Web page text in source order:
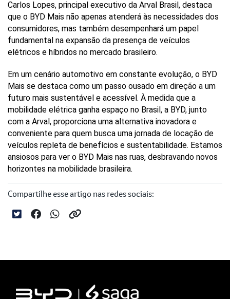
Carlos Lopes, principal executivo da Arval Brasil, destaca
que o BYD Mais não apenas atenderá às necessidades dos
consumidores, mas também desempenhará um papel
fundamental na expansão da presença de veículos
elétricos e híbridos no mercado brasileiro.
Em um cenário automotivo em constante evolução, o BYD
Mais se destaca como um passo ousado em direção a um
futuro mais sustentável e acessível. À medida que a
mobilidade elétrica ganha espaço no Brasil, a BYD, junto
com a Arval, proporciona uma alternativa inovadora e
conveniente para quem busca uma jornada de locação de
veículos repleta de benefícios e sustentabilidade. Estamos
ansiosos para ver o BYD Mais nas ruas, desbravando novos
horizontes na mobilidade brasileira.
Compartilhe esse artigo nas redes sociais: